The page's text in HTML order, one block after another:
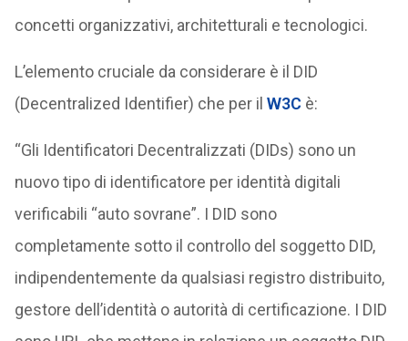
concetti organizzativi, architetturali e tecnologici.
L’elemento cruciale da considerare è il DID
(Decentralized Identifier) che per il W3C è:
“Gli Identificatori Decentralizzati (DIDs) sono un
nuovo tipo di identificatore per identità digitali
verificabili “auto sovrane”. I DID sono
completamente sotto il controllo del soggetto DID,
indipendentemente da qualsiasi registro distribuito,
gestore dell’identità o autorità di certificazione. I DID